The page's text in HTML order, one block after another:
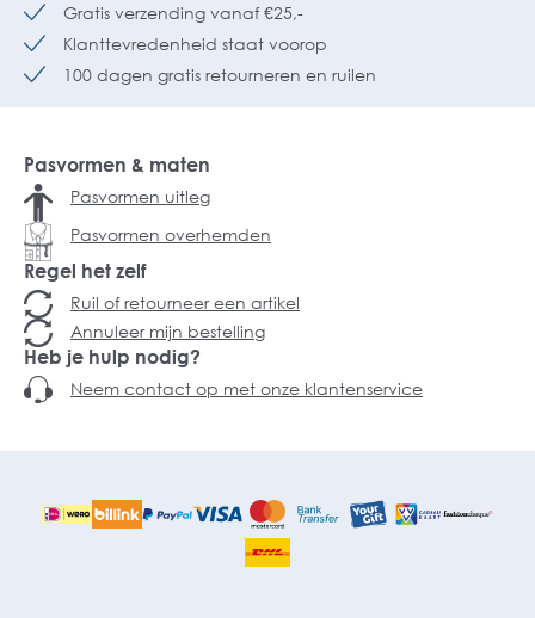
Gratis verzending vanaf €25,-
Klanttevredenheid staat voorop
100 dagen gratis retourneren en ruilen
Pasvormen & maten
Pasvormen uitleg
Pasvormen overhemden
Regel het zelf
Ruil of retourneer een artikel
Annuleer mijn bestelling
Heb je hulp nodig?
Neem contact op met onze klantenservice